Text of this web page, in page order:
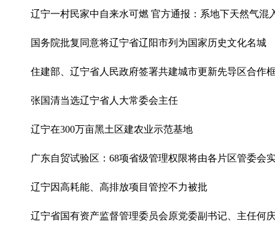
辽宁一村民家中自来水可燃 官方通报：系地下天然气混
国务院批复同意将辽宁省辽阳市列为国家历史文化名城
住建部、辽宁省人民政府签署共建城市更新先导区合作
张国清当选辽宁省人大常委会主任
辽宁在300万亩黑土区建农业示范基地
广东自贸试验区：68项省级管理权限将由各片区管委会
辽宁因高耗能、高排放项目管控不力被批
辽宁省国有资产监督管理委员会原党委副书记、主任何